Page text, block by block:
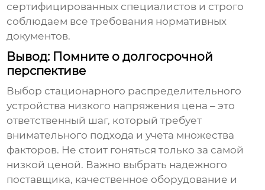
сертифицированных специалистов и строго
соблюдаем все требования нормативных
документов.
Вывод: Помните о долгосрочной
перспективе
Выбор стационарного распределительного
устройства низкого напряжения цена – это
ответственный шаг, который требует
внимательного подхода и учета множества
факторов. Не стоит гоняться только за самой
низкой ценой. Важно выбрать надежного
поставщика, качественное оборудование и